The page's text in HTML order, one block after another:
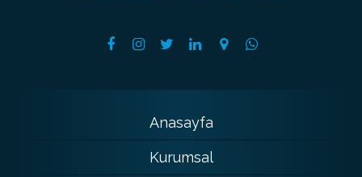
Anasayfa
Kurumsal